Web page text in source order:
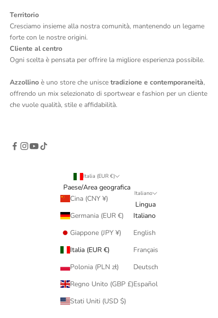
Territorio
Cresciamo insieme alla nostra comunità, mantenendo un legame
forte con le nostre origini.
Cliente al centro
Ogni scelta è pensata per offrire la migliore esperienza possibile.
Azzollino è uno store che unisce tradizione e contemporaneità,
offrendo un mix selezionato di sportwear e fashion per un cliente
che vuole qualità, stile e affidabilità.
Italia (EUR €)
Paese/Area geografica
Cina (CNY ¥)
Germania (EUR €)
Giappone (JPY ¥)
Italia (EUR €)
Polonia (PLN zł)
Regno Unito (GBP £)
Stati Uniti (USD $)
Italiano
Lingua
Italiano
English
Français
Deutsch
Español